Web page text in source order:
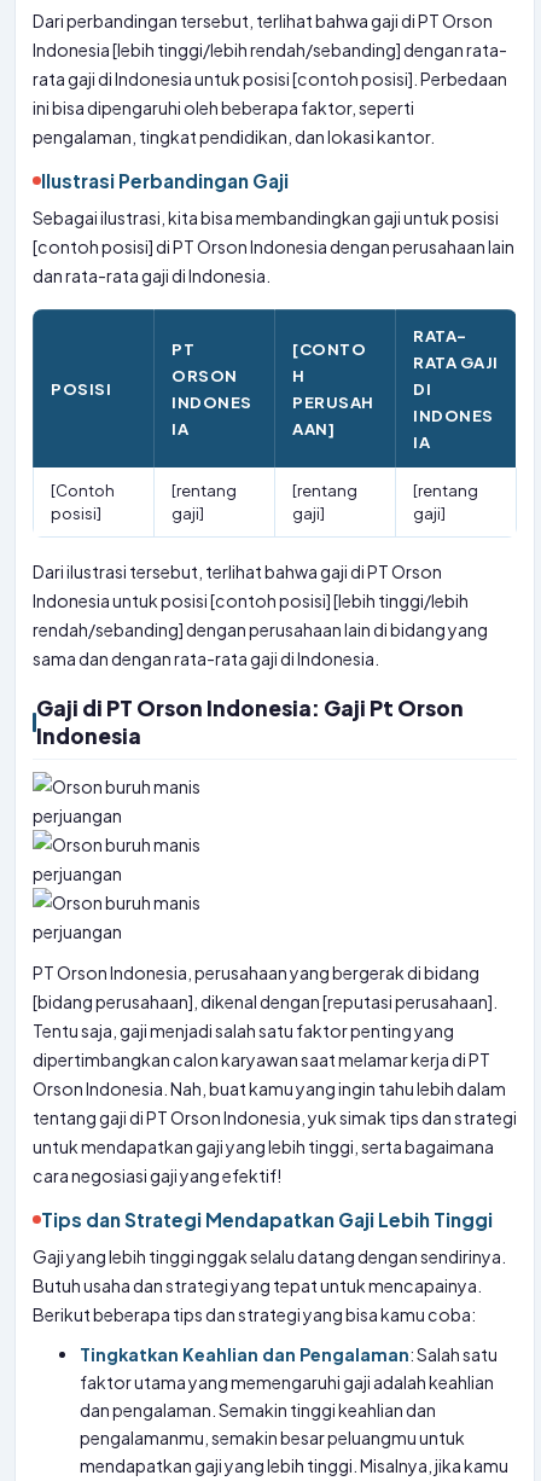
Dari perbandingan tersebut, terlihat bahwa gaji di PT Orson
Indonesia [lebih tinggi/lebih rendah/sebanding] dengan rata-
rata gaji di Indonesia untuk posisi [contoh posisi]. Perbedaan
ini bisa dipengaruhi oleh beberapa faktor, seperti
pengalaman, tingkat pendidikan, dan lokasi kantor.
Ilustrasi Perbandingan Gaji
Sebagai ilustrasi, kita bisa membandingkan gaji untuk posisi
[contoh posisi] di PT Orson Indonesia dengan perusahaan lain
dan rata-rata gaji di Indonesia.
POSISI
PT
ORSON
INDONES
IA
[CONTO
H
PERUSAH
AAN]
RATA-
RATA GAJI
DI
INDONES
IA
[Contoh
posisi]
[rentang
gaji]
[rentang
gaji]
[rentang
gaji]
Dari ilustrasi tersebut, terlihat bahwa gaji di PT Orson
Indonesia untuk posisi [contoh posisi] [lebih tinggi/lebih
rendah/sebanding] dengan perusahaan lain di bidang yang
sama dan dengan rata-rata gaji di Indonesia.
Gaji di PT Orson Indonesia: Gaji Pt Orson
Indonesia
PT Orson Indonesia, perusahaan yang bergerak di bidang
[bidang perusahaan], dikenal dengan [reputasi perusahaan].
Tentu saja, gaji menjadi salah satu faktor penting yang
dipertimbangkan calon karyawan saat melamar kerja di PT
Orson Indonesia. Nah, buat kamu yang ingin tahu lebih dalam
tentang gaji di PT Orson Indonesia, yuk simak tips dan strategi
untuk mendapatkan gaji yang lebih tinggi, serta bagaimana
cara negosiasi gaji yang efektif!
Tips dan Strategi Mendapatkan Gaji Lebih Tinggi
Gaji yang lebih tinggi nggak selalu datang dengan sendirinya.
Butuh usaha dan strategi yang tepat untuk mencapainya.
Berikut beberapa tips dan strategi yang bisa kamu coba:
Tingkatkan Keahlian dan Pengalaman: Salah satu
faktor utama yang memengaruhi gaji adalah keahlian
dan pengalaman. Semakin tinggi keahlian dan
pengalamanmu, semakin besar peluangmu untuk
mendapatkan gaji yang lebih tinggi. Misalnya, jika kamu